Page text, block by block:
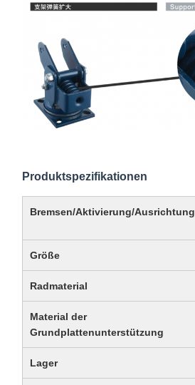
Produktspezifikationen
Bremsen/Aktivierung/Ausrichtung
Größe
Radmaterial
Material der
Grundplattenunterstützung
Lager